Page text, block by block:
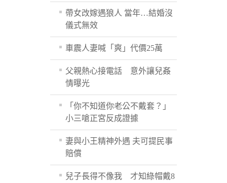
帶女改嫁遇狼人 當年…結婚沒
儀式無效
車震人妻喊「爽」代價25萬
父親熱心接電話 意外讓兒姦
情曝光
「你不知道你老公不戴套？」
小三嗆正宮反成證據
妻與小王精神外遇 夫可提民事
賠償
兒子長得不像我 才知綠帽戴8